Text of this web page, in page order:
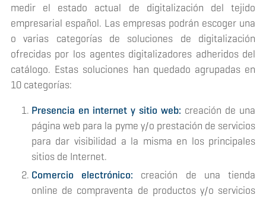
medir el estado actual de digitalización del tejido
empresarial español. Las empresas podrán escoger una
o varias categorías de soluciones de digitalización
ofrecidas por los agentes digitalizadores adheridos del
catálogo. Estas soluciones han quedado agrupadas en
10 categorías:
Presencia en internet y sitio web: creación de una
página web para la pyme y/o prestación de servicios
para dar visibilidad a la misma en los principales
sitios de Internet.
Comercio electrónico: creación de una tienda
online de compraventa de productos y/o servicios